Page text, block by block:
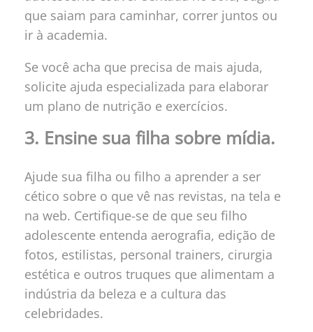
que saiam para caminhar, correr juntos ou
ir à academia.
Se você acha que precisa de mais ajuda,
solicite ajuda especializada para elaborar
um plano de nutrição e exercícios.
3. Ensine sua filha sobre mídia.
Ajude sua filha ou filho a aprender a ser
cético sobre o que vê nas revistas, na tela e
na web. Certifique-se de que seu filho
adolescente entenda aerografia, edição de
fotos, estilistas, personal trainers, cirurgia
estética e outros truques que alimentam a
indústria da beleza e a cultura das
celebridades.